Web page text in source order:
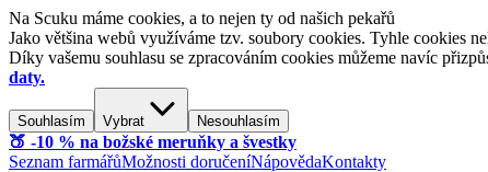
Na Scuku máme cookies, a to nejen ty od našich pekařů
Jako většina webů využíváme tzv. soubory cookies. Tyhle cookies
Díky vašemu souhlasu se zpracováním cookies můžeme navíc
daty.
Souhlasím Vybrat Nesouhlasím
🍑​ -10 % na božské meruňky a švestky
Seznam farmářůMožnosti doručeníNápovědaKontakty